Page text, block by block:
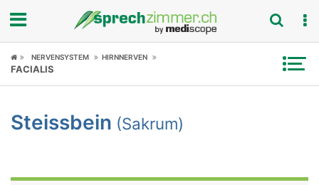
Fokus
Symptome
NERVENSYSTEM HIRNNERVEN
FACIALIS
Steissbein (Sakrum)